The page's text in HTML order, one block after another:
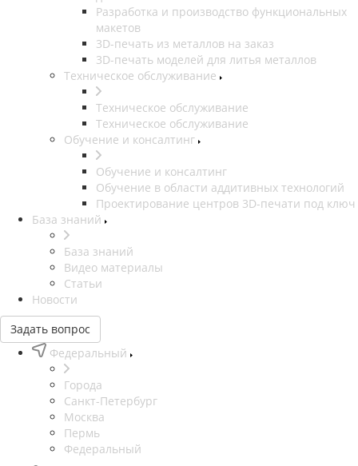
Разработка и производство функциональных
макетов
3D-печать из металлов на заказ
3D-печать моделей для литья металлов
Техническое обслуживание
Техническое обслуживание
Техническое обслуживание
Обучение и консалтинг
Обучение и консалтинг
Обучение в области аддитивных технологий
Проектирование центров 3D-печати под ключ
База знаний
База знаний
Видео материалы
Статьи
Новости
Задать вопрос
Федеральный
Города
Санкт-Петербург
Москва
Пермь
Федеральный